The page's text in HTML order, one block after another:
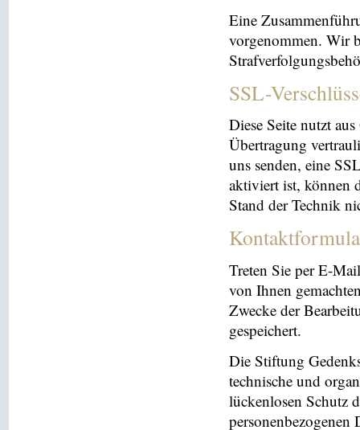
Eine
vorgenommen. Wir
SSL-
Diese Seite nutzt
Übertragung
uns senden, eine
aktiviert ist, können
Stand der Technik
Treten Sie per E-
von Ihnen
Zwecke der
gespeichert.
Die Stiftung
technische und
lückenlosen Schutz
personenbezogenen